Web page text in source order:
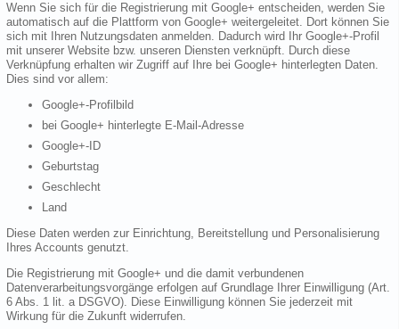
Wenn Sie sich für die Registrierung mit Google+ entscheiden, werden Sie
automatisch auf die Plattform von Google+ weitergeleitet. Dort können Sie
sich mit Ihren Nutzungsdaten anmelden. Dadurch wird Ihr Google+-Profil
mit unserer Website bzw. unseren Diensten verknüpft. Durch diese
Verknüpfung erhalten wir Zugriff auf Ihre bei Google+ hinterlegten Daten.
Dies sind vor allem:
Google+-Profilbild
bei Google+ hinterlegte E-Mail-Adresse
Google+-ID
Geburtstag
Geschlecht
Land
Diese Daten werden zur Einrichtung, Bereitstellung und Personalisierung
Ihres Accounts genutzt.
Die Registrierung mit Google+ und die damit verbundenen
Datenverarbeitungsvorgänge erfolgen auf Grundlage Ihrer Einwilligung (Art.
6 Abs. 1 lit. a DSGVO). Diese Einwilligung können Sie jederzeit mit
Wirkung für die Zukunft widerrufen.